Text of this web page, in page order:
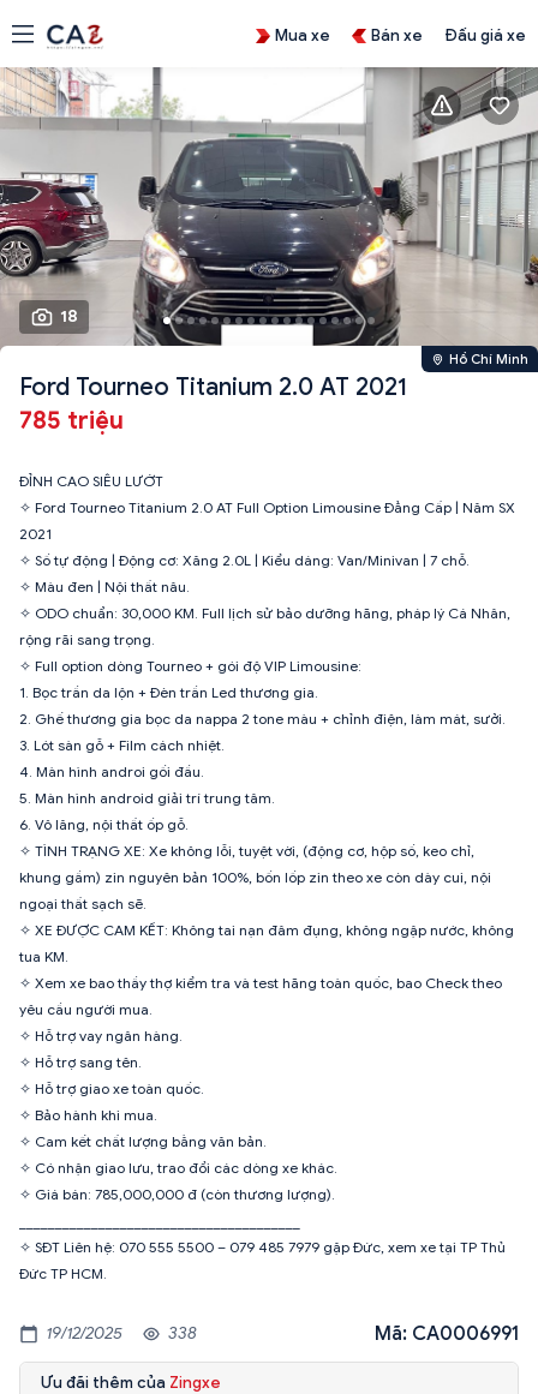
Mua xe Bán xe Đấu giá xe
18
Hồ Chí Minh
Ford Tourneo Titanium 2.0 AT 2021
785 triệu
ĐỈNH CAO SIÊU LƯỚT
✧ Ford Tourneo Titanium 2.0 AT Full Option Limousine Đẳng Cấp | Năm SX
2021
✧ Số tự động | Động cơ: Xăng 2.0L | Kiểu dáng: Van/Minivan | 7 chỗ.
✧ Màu đen | Nội thất nâu.
✧ ODO chuẩn: 30,000 KM. Full lịch sử bảo dưỡng hãng, pháp lý Cá Nhân,
rộng rãi sang trọng.
✧ Full option dòng Tourneo + gói độ VIP Limousine:
1. Bọc trần da lộn + Đèn trần Led thương gia.
2. Ghế thương gia bọc da nappa 2 tone màu + chỉnh điện, làm mát, sưởi.
3. Lót sàn gỗ + Film cách nhiệt.
4. Màn hình androi gối đầu.
5. Màn hình android giải trí trung tâm.
6. Vô lăng, nội thất ốp gỗ.
✧ TÌNH TRẠNG XE: Xe không lỗi, tuyệt vời, (động cơ, hộp số, keo chỉ,
khung gầm) zin nguyên bản 100%, bốn lốp zin theo xe còn dày cui, nội
ngoại thất sạch sẽ.
✧ XE ĐƯỢC CAM KẾT: Không tai nạn đâm đụng, không ngập nước, không
tua KM.
✧ Xem xe bao thầy thợ kiểm tra và test hãng toàn quốc, bao Check theo
yêu cầu người mua.
✧ Hỗ trợ vay ngân hàng.
✧ Hỗ trợ sang tên.
✧ Hỗ trợ giao xe toàn quốc.
✧ Bảo hành khi mua.
✧ Cam kết chất lượng bằng văn bản.
✧ Có nhận giao lưu, trao đổi các dòng xe khác.
✧ Giá bán: 785,000,000 đ (còn thương lượng).
✧ SĐT Liên hệ: 070 555 5500 – 079 485 7979 gặp Đức, xem xe tại TP Thủ
Đức TP HCM.
19/12/2025 338 Mã: CA0006991
Ưu đãi thêm của Zingxe